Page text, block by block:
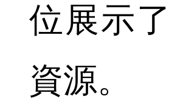
位展示
資源。